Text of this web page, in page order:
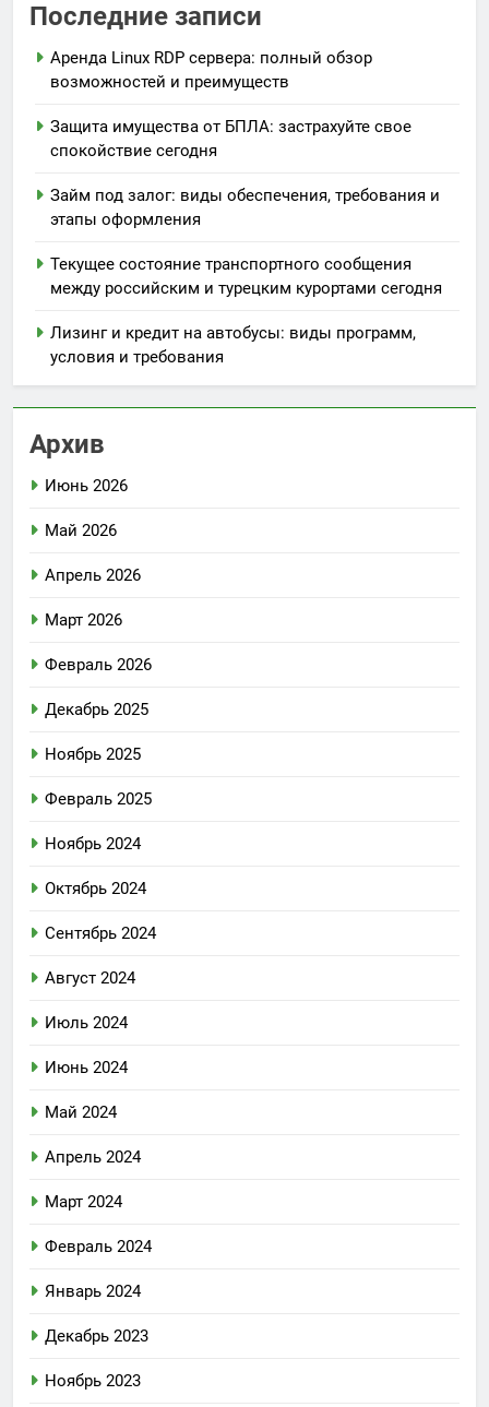
Последние записи
Аренда Linux RDP сервера: полный обзор
возможностей и преимуществ
Защита имущества от БПЛА: застрахуйте свое
спокойствие сегодня
Займ под залог: виды обеспечения, требования и
этапы оформления
Текущее состояние транспортного сообщения
между российским и турецким курортами сегодня
Лизинг и кредит на автобусы: виды программ,
условия и требования
Архив
Июнь 2026
Май 2026
Апрель 2026
Март 2026
Февраль 2026
Декабрь 2025
Ноябрь 2025
Февраль 2025
Ноябрь 2024
Октябрь 2024
Сентябрь 2024
Август 2024
Июль 2024
Июнь 2024
Май 2024
Апрель 2024
Март 2024
Февраль 2024
Январь 2024
Декабрь 2023
Ноябрь 2023